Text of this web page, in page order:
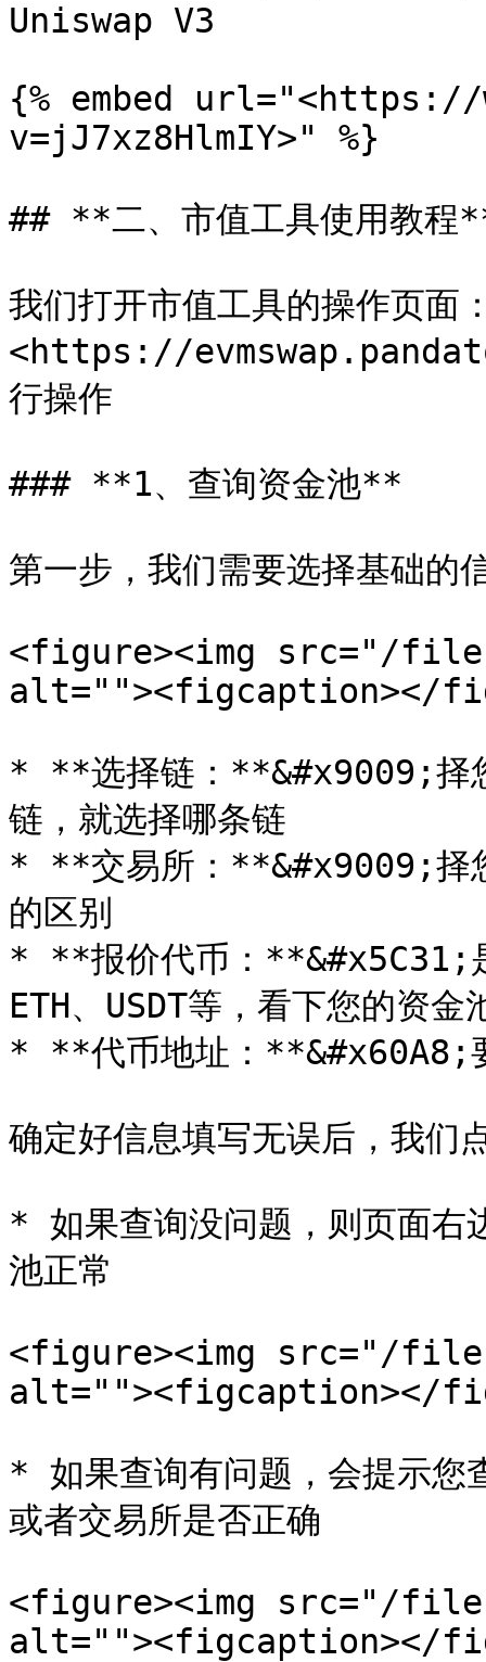
Uniswap V3
{% embed url="<https://
v=jJ7xz8HlmIY>" %}
## **二、市值工具使用教程
我们打开市值工具的操作页面
<https://
行操作
### **1、查询资金池**
第一步，我们需要选择基础的
<figure><img src="/files/
alt=""><figcaption></
* **选择链：**&#x9009;择
链，就选择哪条链
* **交易所：**&#x9009;择
的区别
* **报价代币：**&#x5C31;
ETH、USDT等，看下您的资金
* **代币地址：**&#x60A8;
确定好信息填写无误后，我们
* 如果查询没问题，则页面右
池正常
<figure><img src="/
alt=""><figcaption></
* 如果查询有问题，会提示您
或者交易所是否正确
<figure><img src="/files/
alt=""><figcaption></